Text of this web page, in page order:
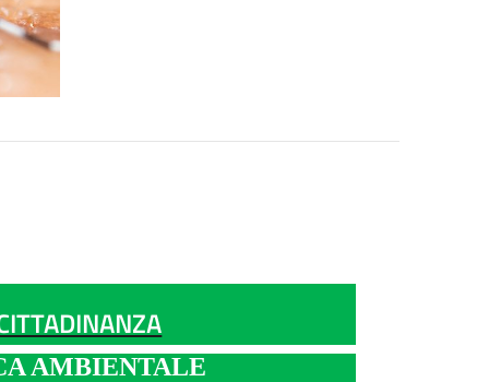
AMBIENTALE